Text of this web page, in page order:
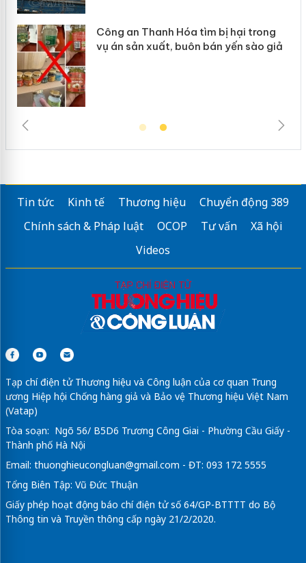
trong
giả
Lào Cai xử lý 83 vụ vi phạm thương
mại trong tháng 7
Tin tức Kinh tế Thương hiệu
Chuyển động 389
Chính sách & Pháp luật
OCOP Tư vấn
Xã hội
Videos
Tạp chí điện tử Thương hiệu và Công luận của cơ quan Trung
ương Hiệp hội Chống hàng giả và Bảo vệ Thương hiệu Việt Nam
(Vatap)
Tòa soạn: Ngõ 56/ B5D6 Trương Công Giai - Phường Cầu Giấy -
Thành phố Hà Nội
Email: thuonghieucongluan@gmail.com - ĐT: 093 172 5555
Tổng Biên Tập: Vũ Đức Thuận
Giấy phép hoạt động báo chí điện tử số 64/GP-BTTTT do Bộ
Thông tin và Truyền thông cấp ngày 21/2/2020.